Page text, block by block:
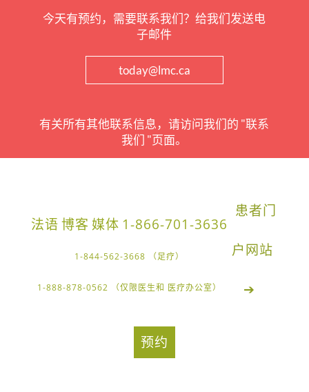
今天有预约，需要联系我们？给我们发送电
子邮件
today@lmc.ca
有关所有其他联系信息，请访问我们的 "联系
我们 "页面。
法语博客 媒体 1-866-701-3636
1-844-562-3668 （足疗）
1-888-878-0562 （仅限医生和 医疗办公室）
患者门
户网站
➔
预约